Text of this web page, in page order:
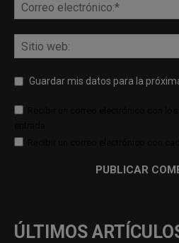
Guardar mis datos para la
ÚLTIMOS